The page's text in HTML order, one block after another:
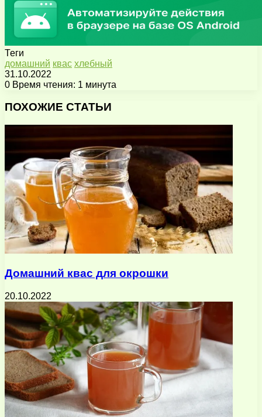
Теги
домашний квас хлебный
31.10.2022
0 Время чтения: 1 минута
через
почту
ПОХОЖИЕ СТАТЬИ
Домашний квас для окрошки
20.10.2022